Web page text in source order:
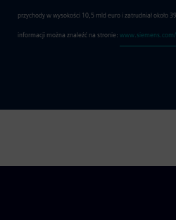
przychody w wysokości 10,5 mld euro i zatrudniał około
informacji można znaleźć na stronie: